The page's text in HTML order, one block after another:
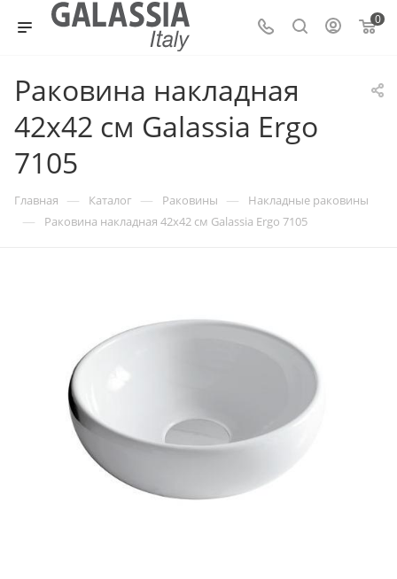
0
Раковина накладная
42х42 см Galassia Ergo
7105
Главная — Каталог — Раковины — Накладные раковины
— Раковина накладная 42х42 см Galassia Ergo 7105